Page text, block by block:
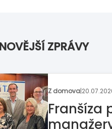
ZPRÁVY
Britská